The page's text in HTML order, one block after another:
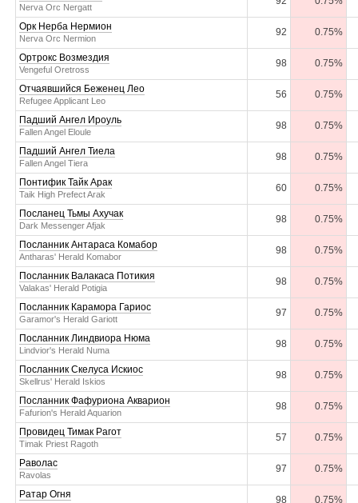
Nerva Orc Nergatt
Орк Нерба Нермион
Nerva Orc Nermion
92 0.75%
Ортрокс Возмездия
Vengeful Oretross
98 0.75%
Отчаявшийся Беженец Лео
Refugee Applicant Leo
56 0.75%
Падший Ангел Ироуль
Fallen Angel Eloule
98 0.75%
Падший Ангел Тиела
Fallen Angel Tiera
98 0.75%
Понтифик Тайк Арак
Taik High Prefect Arak
60 0.75%
Посланец Тьмы Ахучак
Dark Messenger Afjak
98 0.75%
Посланник Антараса Комабор
Antharas' Herald Komabor
98 0.75%
Посланник Валакаса Потикия
Valakas' Herald Potigia
98 0.75%
Посланник Карамора Гариос
Garamor's Herald Gariott
97 0.75%
Посланник Линдвиора Нюма
Lindvior's Herald Numa
98 0.75%
Посланник Скелуса Искиос
Skellrus' Herald Iskios
98 0.75%
Посланник Фафуриона Акварион
Fafurion's Herald Aquarion
98 0.75%
Провидец Тимак Рагот
Timak Priest Ragoth
57 0.75%
Раволас
Ravolas
97 0.75%
Ратар Огня 98 0.75%